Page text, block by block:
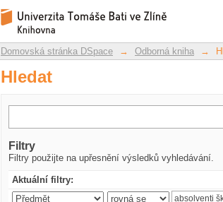
Hledat
Repozitář DSpace/Manakin
Domovská stránka DSpace → Odborná kniha →
Hledat
Filtry
Filtry použijte na upřesnění výsledků vyhledávání.
Aktuální filtry: